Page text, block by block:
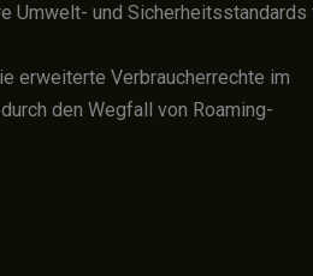
Umwelt- und Sicherheitsstandards
erweiterte Verbraucherrechte im
den Wegfall von Roaming-